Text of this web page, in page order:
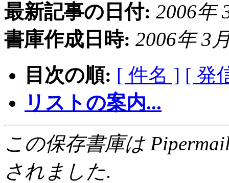
最新記事の日付: 2006年
書庫作成日時: 2006年 3
目次の順: [ 件名 ] [ 発
リストの案内...
この保存書庫は
されました.